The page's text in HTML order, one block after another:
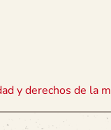
y derechos de la